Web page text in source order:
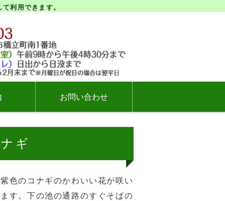
然公園
利用できます。
お問い合わせ
ギ
色のコナギのかわいい花が咲い
す。下の池の通路のすぐそばの